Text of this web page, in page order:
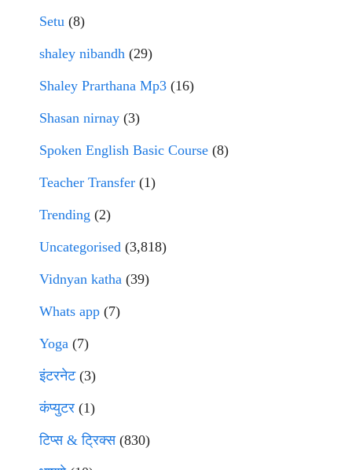
Setu (8)
shaley nibandh (29)
Shaley Prarthana Mp3 (16)
Shasan nirnay (3)
Spoken English Basic Course (8)
Teacher Transfer (1)
Trending (2)
Uncategorised (3,818)
Vidnyan katha (39)
Whats app (7)
Yoga (7)
इंटरनेट(3)
कंप्युटर (1)
टिप्स & ट्रिक्स(830)